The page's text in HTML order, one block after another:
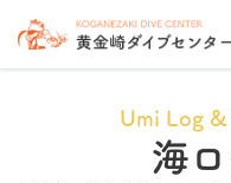
Umi Log
海